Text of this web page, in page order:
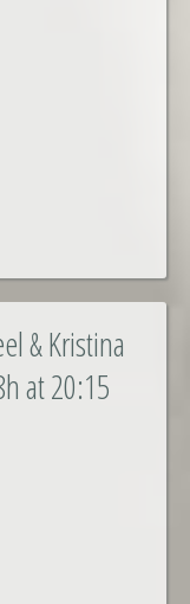
& Kristina
at 20:15